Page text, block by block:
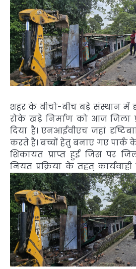
शहर के बीचो-बीच बड़े संस्थान में
रोके खड़े निर्माण को आज जिला
दिया है। एनआईवीएच जहां
करते हैं। बच्चों हेतु बनाए गए पार्क
शिकायत प्राप्त हुई जिस पर
नियत प्रक्रिया के तहत्